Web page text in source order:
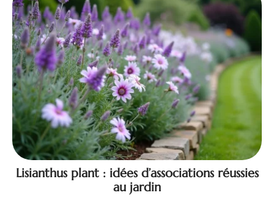
Lisianthus plant : idées d’associations réussies
au jardin